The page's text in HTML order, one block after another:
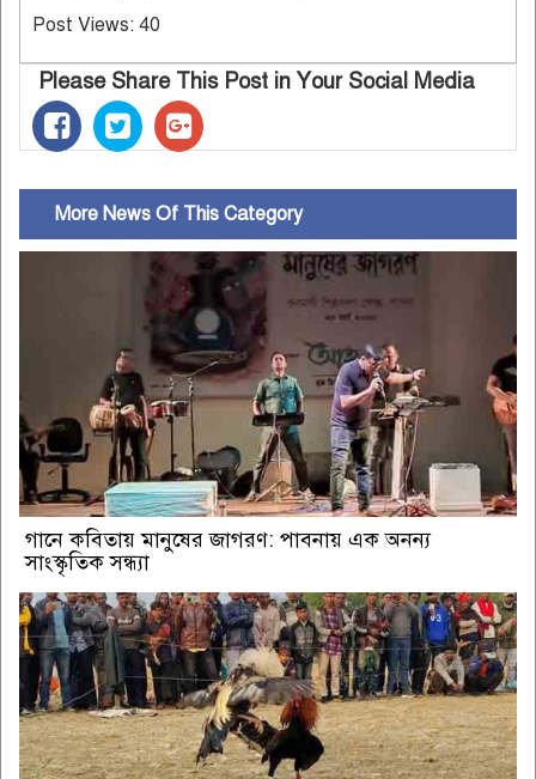
Post Views: 40
Please Share This Post in Your Social Media
More News Of This Category
গানে কবিতায় মানুষের জাগরণ: পাবনায় এক অনন্য
সাংস্কৃতিক সন্ধ্যা